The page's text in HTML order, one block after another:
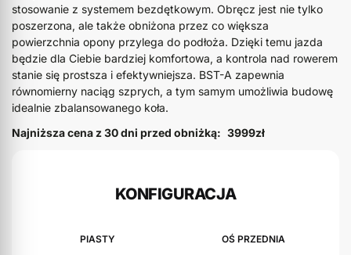
stosowanie z systemem bezdętkowym. Obręcz jest nie tylko
poszerzona, ale także obniżona przez co większa
powierzchnia opony przylega do podłoża. Dzięki temu jazda
będzie dla Ciebie bardziej komfortowa, a kontrola nad rowerem
stanie się prostsza i efektywniejsza. BST-A zapewnia
równomierny naciąg szprych, a tym samym umożliwia budowę
idealnie zbalansowanego koła.
Najniższa cena z 30 dni przed obniżką: 3999zł
KONFIGURACJA
PIASTY OŚ PRZEDNIA